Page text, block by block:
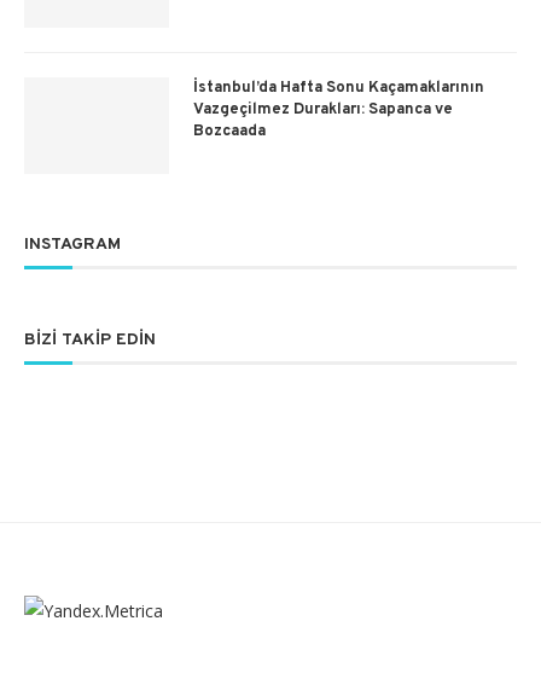
İstanbul’da Hafta Sonu Kaçamaklarının
Vazgeçilmez Durakları: Sapanca ve
Bozcaada
INSTAGRAM
BIZI TAKIP EDIN